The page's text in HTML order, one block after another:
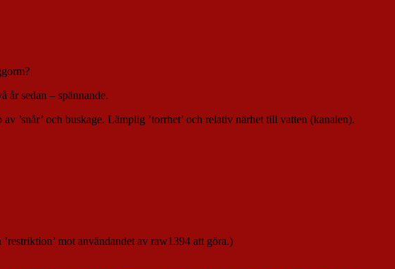
år sedan – spännande.
’snår’ och buskage. Lämplig ’torrhet’ och relativ närhet till vatten (kanalen).
mot användandet av raw1394 att göra.)